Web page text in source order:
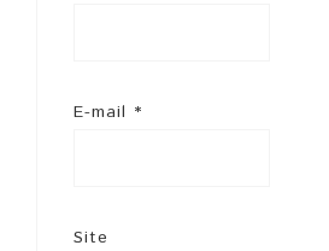
E-mail *
Site